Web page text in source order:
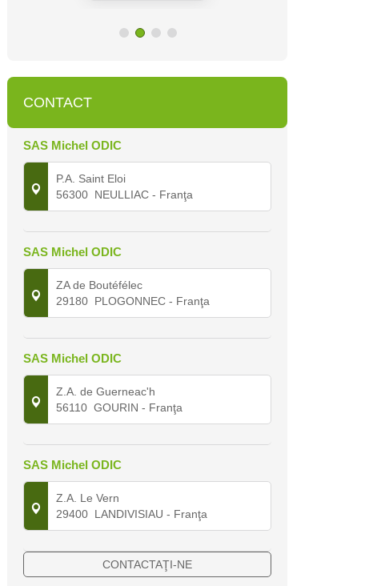
CONTACT
SAS Michel ODIC
P.A. Saint Eloi
56300 NEULLIAC - Franţa
SAS Michel ODIC
ZA de Boutéfélec
29180 PLOGONNEC - Franţa
SAS Michel ODIC
Z.A. de Guerneac'h
56110 GOURIN - Franţa
SAS Michel ODIC
Z.A. Le Vern
29400 LANDIVISIAU - Franţa
CONTACTAŢI-NE